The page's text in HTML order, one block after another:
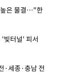
높은 물결…"한
빛터널' 피서
·세종·충남 전